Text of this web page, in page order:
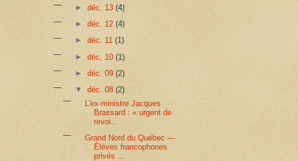
► déc. 13 (4)
► déc. 12 (4)
► déc. 11 (1)
► déc. 10 (1)
► déc. 09 (2)
▼ déc. 08 (2)
L'ex-ministre Jacques
Brassard : « urgent de
revoi...
Grand Nord du Québec —
Élèves francophones
privés ...